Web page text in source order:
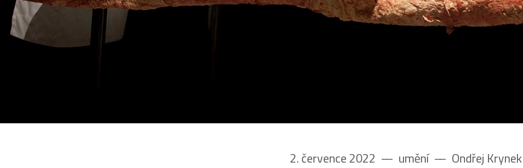
2. července 2022 –– umění –– Ondřej Krynek